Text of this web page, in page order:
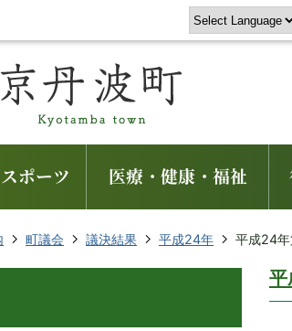
ポーツ 医療・健康・福祉
町議会 議決結果 平成24年 平成24